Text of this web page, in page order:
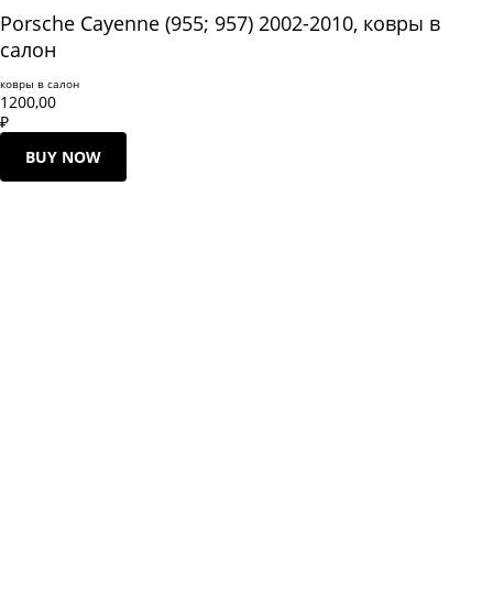
Porsche Cayenne (955; 957) 2002-2010, ковры в
салон
ковры в салон
1200,00
₽
BUY NOW